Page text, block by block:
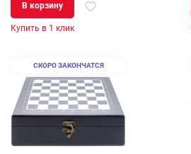
В корзину
Купить в 1 клик
СКОРО ЗАКОНЧАТСЯ